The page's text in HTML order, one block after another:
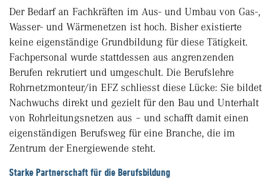
Der Bedarf an Fachkräften im Aus- und Umbau von Gas-,
Wasser- und Wärmenetzen ist hoch. Bisher existierte
keine eigenständige Grundbildung für diese Tätigkeit.
Fachpersonal wurde stattdessen aus angrenzenden
Berufen rekrutiert und umgeschult. Die Berufslehre
Rohrnetzmonteur/in EFZ schliesst diese Lücke: Sie bildet
Nachwuchs direkt und gezielt für den Bau und Unterhalt
von Rohrleitungsnetzen aus – und schafft damit einen
eigenständigen Berufsweg für eine Branche, die im
Zentrum der Energiewende steht.
Starke Partnerschaft für die Berufsbildung